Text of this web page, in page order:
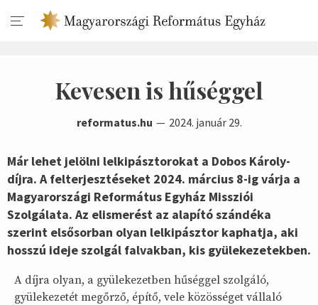
Kevesen is hűséggel
reformatus.hu 2024. január 29.
Már lehet jelölni lelkipásztorokat a Dobos Károly-
díjra. A felterjesztéseket 2024. március 8-ig várja a
Magyarországi Református Egyház Missziói
Szolgálata. Az elismerést az alapító szándéka
szerint elsősorban olyan lelkipásztor kaphatja, aki
hosszú ideje szolgál falvakban, kis gyülekezetekben.
A díjra olyan, a gyülekezetben hűséggel szolgáló,
gyülekezetét megőrző, építő, vele közösséget vállaló